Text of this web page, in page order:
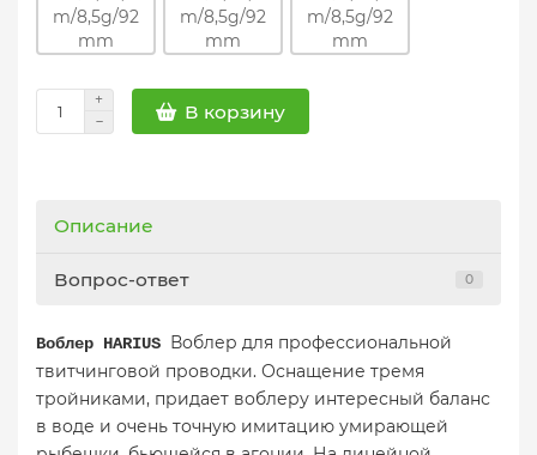
В корзину
Описание
Вопрос-ответ 0
Воблер HARIUS Воблер для профессиональной
твитчинговой проводки. Оснащение тремя
тройниками, придает воблеру интересный баланс
в воде и очень точную имитацию умирающей